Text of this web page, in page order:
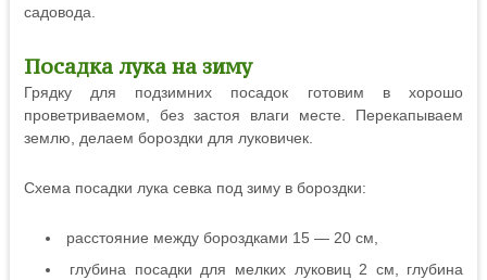
садовода.
Посадка лука на зиму
Грядку для подзимних посадок готовим в хорошо
проветриваемом, без застоя влаги месте. Перекапываем
землю, делаем бороздки для луковичек.
Схема посадки лука севка под зиму в бороздки:
расстояние между бороздками 15 — 20 см,
глубина посадки для мелких луковиц 2 см, глубина